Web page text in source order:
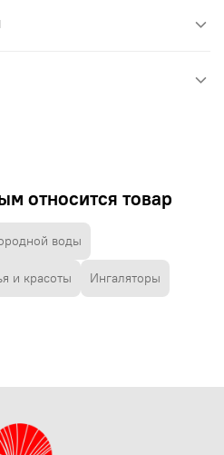
относится товар
воды
и красоты Ингаляторы